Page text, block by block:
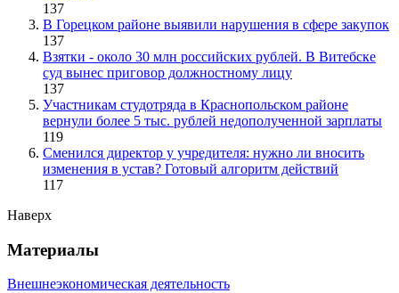
137
В Горецком районе выявили нарушения в сфере закупок
137
Взятки - около 30 млн российских рублей. В Витебске
суд вынес приговор должностному лицу
137
Участникам студотряда в Краснопольском районе
вернули более 5 тыс. рублей недополученной зарплаты
119
Сменился директор у учредителя: нужно ли вносить
изменения в устав? Готовый алгоритм действий
117
Наверх
Материалы
Внешнеэкономическая деятельность